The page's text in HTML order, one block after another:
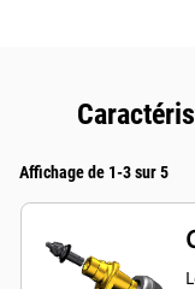
Affichage de 1-3 sur 5